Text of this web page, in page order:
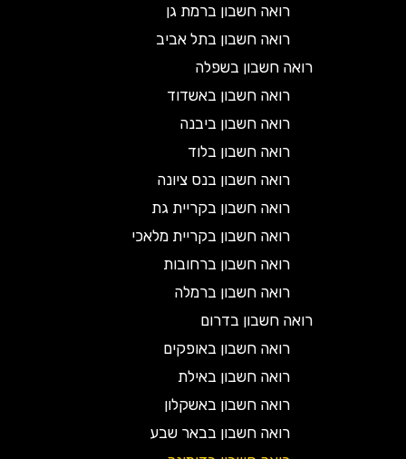
רואה חשבון ברמת גן
רואה חשבון בתל אביב
רואה חשבון בשפלה
רואה חשבון באשדוד
רואה חשבון ביבנה
רואה חשבון בלוד
רואה חשבון בנס ציונה
רואה חשבון בקריית גת
רואה חשבון בקריית מלאכי
רואה חשבון ברחובות
רואה חשבון ברמלה
רואה חשבון בדרום
רואה חשבון באופקים
רואה חשבון באילת
רואה חשבון באשקלון
רואה חשבון בבאר שבע